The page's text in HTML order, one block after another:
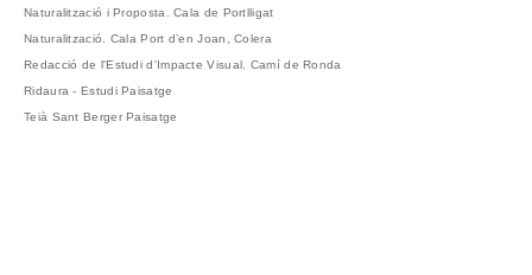
Naturalització i Proposta. Cala de Portlligat
Naturalització. Cala Port d’en Joan, Colera
Redacció de l'Estudi d'Impacte Visual. Camí de Ronda
Ridaura - Estudi Paisatge
Teià Sant Berger Paisatge